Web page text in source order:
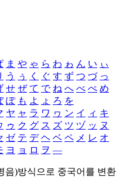
ま や ゃ ら わ ゎ ん い ぃ
う ぅ く ぐ す ず つ づ っ
せ ぜ て で ね へ べ ぺ め
ぽ も よ ょ ろ を
ヤ ャ ラ ワ ヮ ン イ ィ キ
ゥ ク グ ス ズ ツ ヅ ッ ヌ
ゼ テ デ ヘ ベ ペ メ レ オ
ヨ ョ ロ ヲ ―
음)방식으로 중국어를 변환